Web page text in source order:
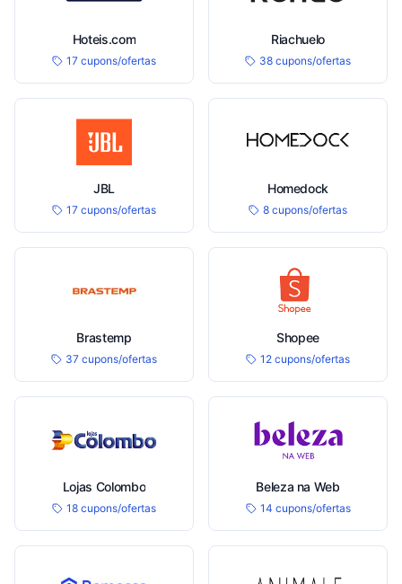
Hoteis.com
17 cupons/ofertas
Riachuelo
38 cupons/ofertas
JBL
17 cupons/ofertas
Homedock
8 cupons/ofertas
Brastemp
37 cupons/ofertas
Shopee
12 cupons/ofertas
Lojas Colombo
18 cupons/ofertas
Beleza na Web
14 cupons/ofertas